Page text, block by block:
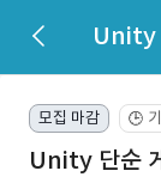
Unity
모집 마감 🕒
Unity 단순